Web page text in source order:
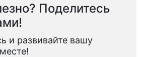
Поделитесь
и развивайте вашу